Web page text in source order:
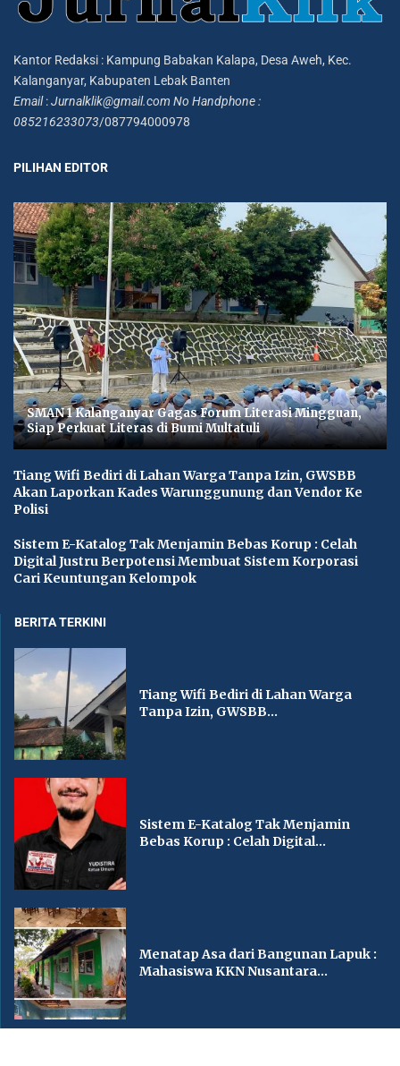
Kantor Redaksi : Kampung Babakan Kalapa, Desa Aweh, Kec.
Kalanganyar, Kabupaten Lebak Banten
Email:Jurnalklik@gmail.com No Handphone :
085216233073/087794000978
PILIHAN EDITOR
SMAN 1 Kalanganyar Gagas Forum Literasi Mingguan,
Siap Perkuat Literas di Bumi Multatuli
Tiang Wifi Bediri di Lahan Warga Tanpa Izin, GWSBB
Akan Laporkan Kades Warunggunung dan Vendor Ke
Polisi
Sistem E-Katalog Tak Menjamin Bebas Korup : Celah
Digital Justru Berpotensi Membuat Sistem Korporasi
Cari Keuntungan Kelompok
BERITA TERKINI
Tiang Wifi Bediri di Lahan Warga
Tanpa Izin, GWSBB...
Sistem E-Katalog Tak Menjamin
Bebas Korup : Celah Digital...
Menatap Asa dari Bangunan Lapuk :
Mahasiswa KKN Nusantara...